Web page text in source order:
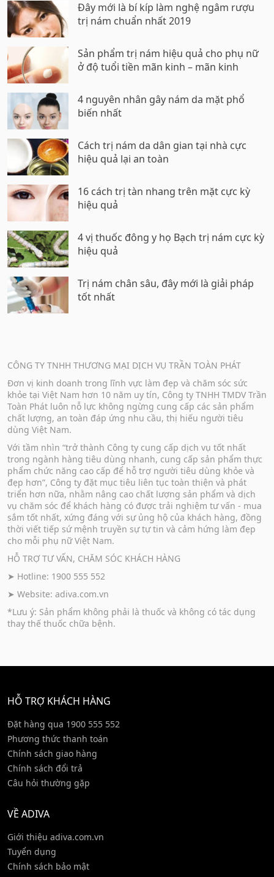
Đây mới là bí kíp làm nghệ ngâm rượu
trị nám chuẩn nhất 2019
Sản phẩm trị nám hiệu quả cho phụ nữ
ở độ tuổi tiền mãn kinh – mãn kinh
4 nguyên nhân gây nám da mặt phổ
biến nhất
Cách trị nám da dân gian tại nhà cực
hiệu quả lại an toàn
16 cách trị tàn nhang trên mặt cực kỳ
hiệu quả
4 vị thuốc đông y họ Bạch trị nám cực kỳ
hiệu quả
Trị nám chân sâu, đây mới là giải pháp
tốt nhất
CÔNG TY TNHH THƯƠNG MẠI DỊCH VỤ TRẦN TOÀN PHÁT
Đơn vị kinh doanh trong lĩnh vực làm đẹp và chăm sóc sức
khỏe tại Việt Nam hơn 10 năm uy tín, Công ty TNHH TMDV Trần
Toàn Phát luôn nỗ lực không ngừng cung cấp các sản phẩm
chất lượng, an toàn đáp ứng nhu cầu, thị hiếu người tiêu
dùng Việt Nam.
Với tầm nhìn “trở thành Công ty cung cấp dịch vụ tốt nhất
trong ngành hàng tiêu dùng nhanh, cung cấp sản phẩm thực
phẩm chức năng cao cấp để hỗ trợ người tiêu dùng khỏe và
đẹp hơn”, Công ty đặt mục tiêu liên tục toàn thiện và phát
triển hơn nữa, nhằm nâng cao chất lượng sản phẩm và dịch
vụ chăm sóc để khách hàng có được trải nghiệm tư vấn - mua
sắm tốt nhất, xứng đáng với sự ủng hộ của khách hàng, đồng
thời viết tiếp sứ mệnh truyền sự tự tin và cảm hứng làm đẹp
cho mỗi phụ nữ Việt Nam.
HỖ TRỢ TƯ VẤN, CHĂM SÓC KHÁCH HÀNG
➤ Hotline: 1900 555 552
➤ Website: adiva.com.vn
*Lưu ý: Sản phẩm không phải là thuốc và không có tác dụng
thay thế thuốc chữa bệnh.
HỖ TRỢ KHÁCH HÀNG
Đặt hàng qua 1900 555 552
Phương thức thanh toán
Chính sách giao hàng
Chính sách đổi trả
Câu hỏi thường gặp
VỀ ADIVA
Giới thiệu adiva.com.vn
Tuyển dụng
Chính sách bảo mật